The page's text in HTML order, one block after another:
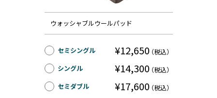
ウォッシャブルウールパッド
セミシングル ¥12,650（税込）
シングル
¥14,300（税込）
セミダブル
¥17,600（税込）